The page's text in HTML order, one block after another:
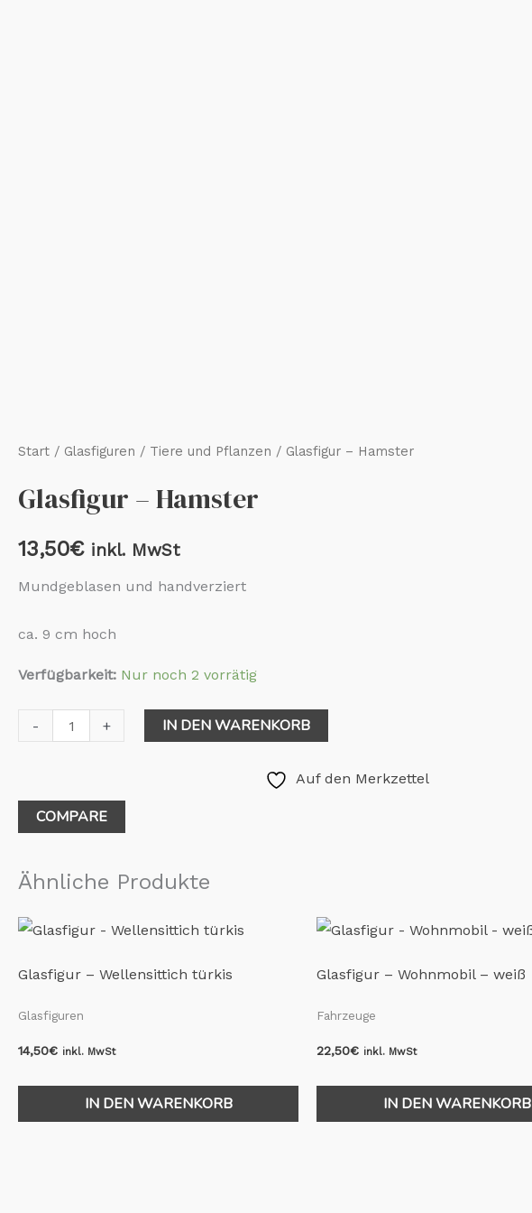
Start / Glasfiguren / Tiere und Pflanzen / Glasfigur – Hamster
Glasfigur – Hamster
13,50€ inkl. MwSt
Mundgeblasen und handverziert
ca. 9 cm hoch
Verfügbarkeit: Nur noch 2 vorrätig
- + IN DEN WARENKORB
Auf den Merkzettel
COMPARE
Ähnliche Produkte
Glasfigur – Wellensittich türkis
Glasfiguren
14,50€ inkl. MwSt
IN DEN WARENKORB
Glasfigur – Wohnmobil – weiß
Fahrzeuge
22,50€ inkl. MwSt
IN DEN WARENKORB